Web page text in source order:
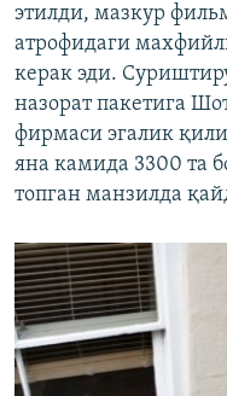
этилди, мазкур
атрофидаги
керак эди.
назорат пакетига
фирмаси эгалик
яна камида 3300 та
топган манзилда